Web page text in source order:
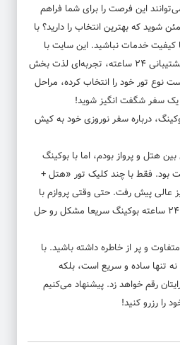
این فرصت را برای شما فراهم
شوید که بهترین انتخاب را دارید؟ با
کیفیت خدمات نباشید. این سایت با
تضمین بهترین قیمت و ارائه پشتیبانی ۲۴ ساعته، تجربه‌ای لذت بخش
نوع تور خود را انتخاب کرده، مراحل
یک سفر شگفت ‌انگیز شوید!
درباره سفر نوروزی خود به کیش
هتل و پرواز بودم، اما با بوکینگ
بود. فقط با چند کلیک تور «هتل +
عالی پیش رفت. حتی وقتی پروازم با
تاخیر رو به ‌رو شد، پشتیبانی ۲۴ ساعته بوکینگ سریعا مشکل رو حل
و پر از خاطره داشته باشید. با
نه ‌تنها ساده و سریع است، بلکه
رقم خواهد زد. پیشنهاد می‌کنیم
را رزرو کنید!